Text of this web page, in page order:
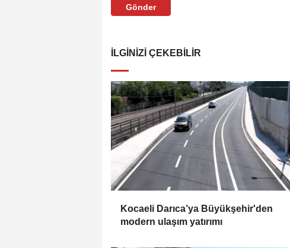
Gönder
İLGINIZI ÇEKEBILIR
Kocaeli Darıca’ya Büyükşehir'den
modern ulaşım yatırımı